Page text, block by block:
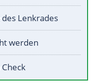
Lenkrades
werden